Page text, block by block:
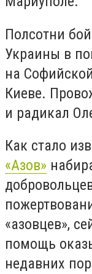
Полсотни
Украины в
на
Киеве.
и радикал
Как стало
«Азов»
«азовцев»,
помощь
недавних